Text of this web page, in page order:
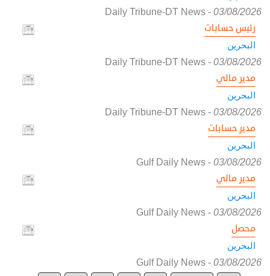
Daily Tribune-DT News- 03/08/2026
رئيس حسابات
البحرين
Daily Tribune-DT News- 03/08/2026
مدير مالي
البحرين
Daily Tribune-DT News- 03/08/2026
مدير حسابات
البحرين
Gulf Daily News- 03/08/2026
مدير مالي
البحرين
Gulf Daily News- 03/08/2026
محصل
البحرين
Gulf Daily News- 03/08/2026